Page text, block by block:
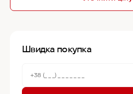
Швидка покупка